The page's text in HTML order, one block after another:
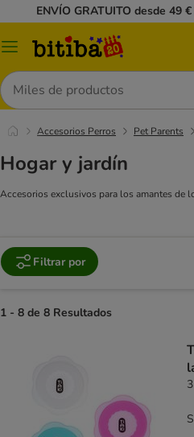
ENVÍO GRATUITO desde 49
Menú
Buscar
Accesorios Perros Pet Parents
Hogar y jardín
Accesorios exclusivos para los amantes de
Filtrar por
1 - 8 de 8 Resultados